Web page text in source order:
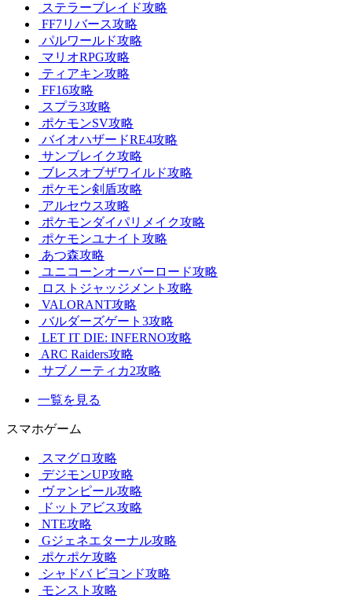
ステラーブレイド攻略
FF7リバース攻略
パルワールド攻略
マリオRPG攻略
ティアキン攻略
FF16攻略
スプラ3攻略
ポケモンSV攻略
バイオハザードRE4攻略
サンブレイク攻略
ブレスオブザワイルド攻略
ポケモン剣盾攻略
アルセウス攻略
ポケモンダイパリメイク攻略
ポケモンユナイト攻略
あつ森攻略
ユニコーンオーバーロード攻略
ロストジャッジメント攻略
VALORANT攻略
バルダーズゲート3攻略
LET IT DIE: INFERNO攻略
ARC Raiders攻略
サブノーティカ2攻略
一覧を見る
スマホゲーム
スマグロ攻略
デジモンUP攻略
ヴァンピール攻略
ドットアビス攻略
NTE攻略
Gジェネエターナル攻略
ポケポケ攻略
シャドバ ビヨンド攻略
モンスト攻略